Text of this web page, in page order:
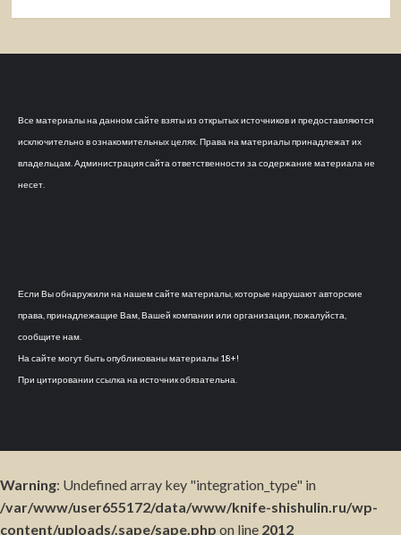
Все материалы на данном сайте взяты из открытых источников и предоставляются
исключительно в ознакомительных целях. Права на материалы принадлежат их
владельцам. Администрация сайта ответственности за содержание материала не
несет.
Если Вы обнаружили на нашем сайте материалы, которые нарушают авторские
права, принадлежащие Вам, Вашей компании или организации, пожалуйста,
сообщите нам.
На сайте могут быть опубликованы материалы 18+!
При цитировании ссылка на источник обязательна.
Warning: Undefined array key "integration_type" in
/var/www/user655172/data/www/knife-shishulin.ru/wp-
content/uploads/.sape/sape.php on line 2012